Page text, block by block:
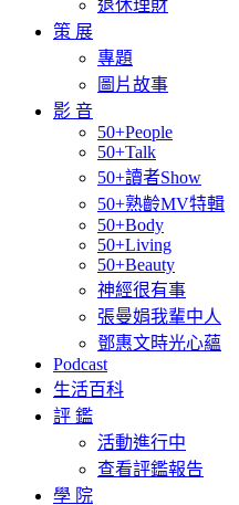
退休理財
策 展
專題
圖片故事
影 音
50+People
50+Talk
50+讀者Show
50+熟齡MV特輯
50+Body
50+Living
50+Beauty
神經很有事
張曼娟我輩中人
鄧惠文時光心蘊
Podcast
生活百科
評 鑑
活動進行中
查看評鑑報告
學 院